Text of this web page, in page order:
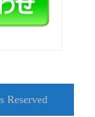
Reserved